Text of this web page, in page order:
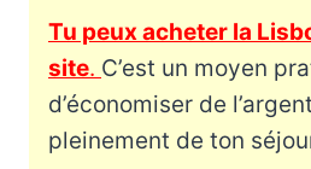
Tu peux acheter la
site. C’est un moyen
d’économiser de
pleinement de ton